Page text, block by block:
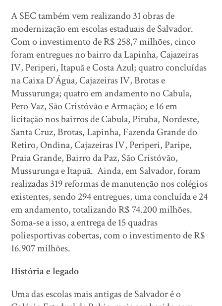
A SEC também vem realizando 31 obras de
modernização em escolas estaduais de Salvador.
Com o investimento de R$ 258,7 milhões, cinco
foram entregues no bairro da Lapinha, Cajazeiras
IV, Periperi, Itapuã e Costa Azul; quatro concluídas
na Caixa D´Água, Cajazeiras IV, Brotas e
Mussurunga; quatro em andamento no Cabula,
Pero Vaz, São Cristóvão e Armação; e 16 em
licitação nos bairros de Cabula, Pituba, Nordeste,
Santa Cruz, Brotas, Lapinha, Fazenda Grande do
Retiro, Ondina, Cajazeiras IV, Periperi, Paripe,
Praia Grande, Bairro da Paz, São Cristóvão,
Mussurunga e Itapuã. Ainda, em Salvador, foram
realizadas 319 reformas de manutenção nos colégios
existentes, sendo 294 entregues, uma concluída e 24
em andamento, totalizando R$ 74.200 milhões.
Soma-se a isso, a entrega de 15 quadras
poliesportivas cobertas, com o investimento de R$
16.907 milhões.
História e legado
Uma das escolas mais antigas de Salvador é o